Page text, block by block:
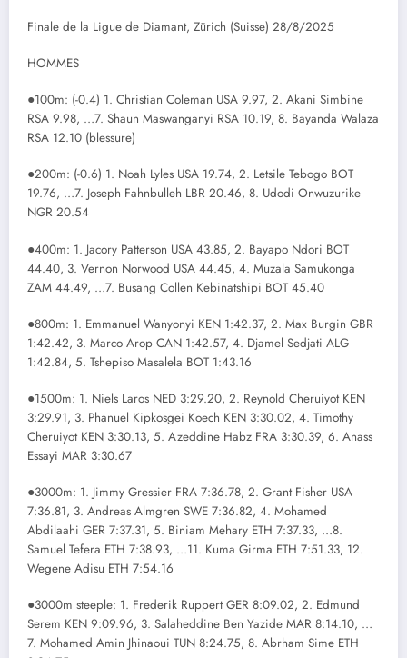
Finale de la Ligue de Diamant, Zürich (Suisse) 28/8/2025
HOMMES
●100m: (-0.4) 1. Christian Coleman USA 9.97, 2. Akani Simbine
RSA 9.98, …7. Shaun Maswanganyi RSA 10.19, 8. Bayanda Walaza
RSA 12.10 (blessure)
●200m: (-0.6) 1. Noah Lyles USA 19.74, 2. Letsile Tebogo BOT
19.76, …7. Joseph Fahnbulleh LBR 20.46, 8. Udodi Onwuzurike
NGR 20.54
●400m: 1. Jacory Patterson USA 43.85, 2. Bayapo Ndori BOT
44.40, 3. Vernon Norwood USA 44.45, 4. Muzala Samukonga
ZAM 44.49, …7. Busang Collen Kebinatshipi BOT 45.40
●800m: 1. Emmanuel Wanyonyi KEN 1:42.37, 2. Max Burgin GBR
1:42.42, 3. Marco Arop CAN 1:42.57, 4. Djamel Sedjati ALG
1:42.84, 5. Tshepiso Masalela BOT 1:43.16
●1500m: 1. Niels Laros NED 3:29.20, 2. Reynold Cheruiyot KEN
3:29.91, 3. Phanuel Kipkosgei Koech KEN 3:30.02, 4. Timothy
Cheruiyot KEN 3:30.13, 5. Azeddine Habz FRA 3:30.39, 6. Anass
Essayi MAR 3:30.67
●3000m: 1. Jimmy Gressier FRA 7:36.78, 2. Grant Fisher USA
7:36.81, 3. Andreas Almgren SWE 7:36.82, 4. Mohamed
Abdilaahi GER 7:37.31, 5. Biniam Mehary ETH 7:37.33, …8.
Samuel Tefera ETH 7:38.93, …11. Kuma Girma ETH 7:51.33, 12.
Wegene Adisu ETH 7:54.16
●3000m steeple: 1. Frederik Ruppert GER 8:09.02, 2. Edmund
Serem KEN 9:09.96, 3. Salaheddine Ben Yazide MAR 8:14.10, …
7. Mohamed Amin Jhinaoui TUN 8:24.75, 8. Abrham Sime ETH